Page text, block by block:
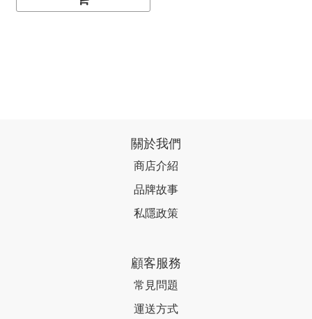
關於我們
商店介紹
品牌故事
私隱政策
顧客服務
常見問題
運送方式